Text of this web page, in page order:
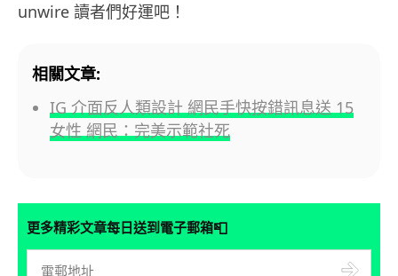
unwire 讀者們好運吧！
相關文章:
IG 介面反人類設計 網民手快按錯訊息送 15
女性 網民：完美示範社死
更多精彩文章每日送到電子郵箱📮